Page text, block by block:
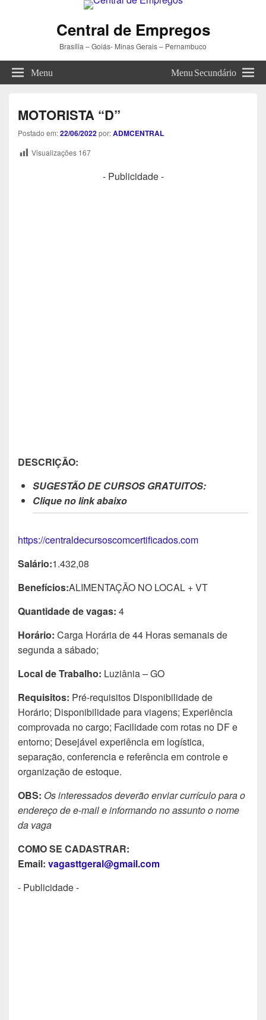
Central de Empregos
Brasília – Goiás- Minas Gerais – Pernambuco
Menu Menu Secundário
MOTORISTA “D”
Postado em:22/06/2022por:ADMCENTRAL
Visualizações 167
- Publicidade -
DESCRIÇÃO:
SUGESTÃO DE CURSOS GRATUITOS:
Clique no link abaixo
https://centraldecursoscomcertificados.com
Salário:1.432,08
Benefícios:ALIMENTAÇÃO NO LOCAL + VT
Quantidade de vagas: 4
Horário: Carga Horária de 44 Horas semanais de
segunda a sábado;
Local de Trabalho: Luziânia – GO
Requisitos: Pré-requisitos Disponibilidade de
Horário; Disponibilidade para viagens; Experiência
comprovada no cargo; Facilidade com rotas no DF e
entorno; Desejável experiência em logística,
separação, conferencia e referência em controle e
organização de estoque.
OBS: Os interessados deverão enviar currículo para o
endereço de e-mail e informando no assunto o nome
da vaga
COMO SE CADASTRAR:
Email: vagasttgeral@gmail.com
- Publicidade -